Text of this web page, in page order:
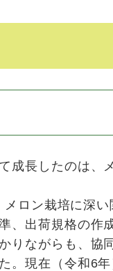
成長したのは、
ロン栽培に深
、出荷規格の作
りながらも、協
。現在（令和6